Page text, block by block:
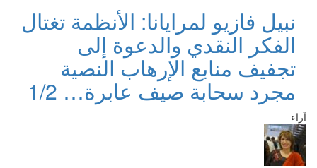
نبيل فازيو لمرايانا: الأنظمة تغتال
الفكر النقدي والدعوة إلى
تجفيف منابع الإرهاب النصية
مجرد سحابة صيف عابرة… 1/2
آراء